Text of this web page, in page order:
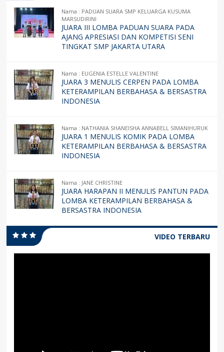
Nama : PADUAN SUARA SMP KELUARGA KUSUMA
MARSUDIRINI
JUARA III LOMBA PADUAN SUARA PADA
AJANG APRESIASI DAN KOMPETISI SENI
TINGKAT SMP JAKARTA UTARA
Nama : EUGENIA ESTELLE VALENTINE
JUARA 3 MENULIS CERPEN PADA LOMBA
KETERAMPILAN BERBAHASA & BERSASTRA
INDONESIA
Nama : NATHANIA SHANEISHA ANNABELL SIMANIHURUK
JUARA 1 MENULIS KOMIK PADA LOMBA
KETERAMPILAN BERBAHASA & BERSASTRA
INDONESIA
Nama : JANE CHRISTINE
JUARA HARAPAN II MENULIS PANTUN PADA
LOMBA KETERAMPILAN BERBAHASA &
BERSASTRA INDONESIA
VIDEO TERBARU